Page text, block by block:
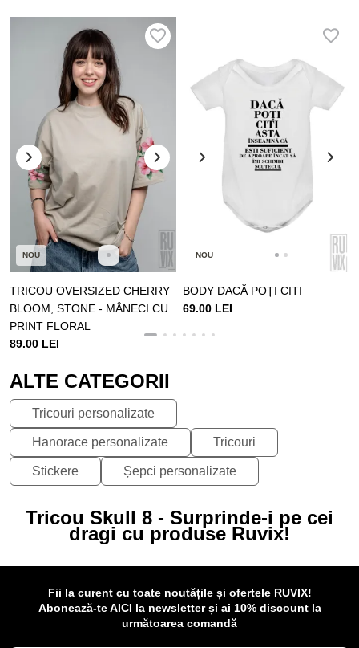
NOU
TRICOU OVERSIZED CHERRY
BLOOM, STONE - MÂNECI CU
PRINT FLORAL
89.00 LEI
NOU
BODY DACĂ POȚI CITI
69.00 LEI
ALTE CATEGORII
Tricouri personalizate
Hanorace personalizate Tricouri
Stickere Șepci personalizate
Tricou Skull 8 - Surprinde-i pe cei
dragi cu produse Ruvix!
Fii la curent cu toate noutățile și ofertele RUVIX!
Abonează-te AICI la newsletter și ai 10% discount la
următoarea comandă